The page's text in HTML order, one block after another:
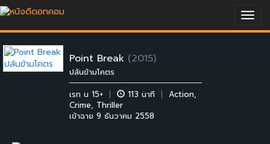
Point Break (2015)
ปล้นข้ามโคตร
เรท น 15+
| 113 นาที | Action,
Crime, Thriller
เข้าฉาย 9 ธันวาคม 2558